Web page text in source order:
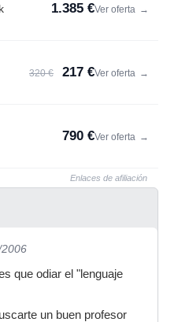
1.385 €Ver oferta →
320 € 217 €Ver oferta →
790 €Ver oferta →
Enlaces de afiliación
que odiar el "lenguaje
un buen profesor